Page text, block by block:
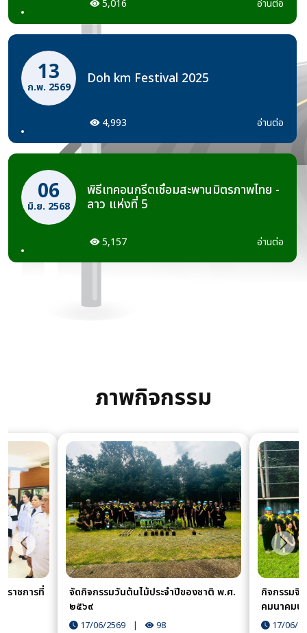
5,016 อ่านต่อ
13
ก.พ. 2569 Doh km Festival 2025
4,993 อ่านต่อ
06
มิ.ย. 2568
พิธีเทคอนกรีตเชื่อมสะพานมิตรภาพไทย -
ลาว แห่งที่ 5
5,157 อ่านต่อ
ภาพกิจกรรม
ก่อนหน้า ถัดไป
ราชการที่
จัดกิจกรรมวันต้นไม้ประจำปีของชาติ พ.ศ.
๒๕๖๙
17/06/2569 | 98
กิจกรรมจิ
คมนาคมป
ในพระพุท
17/06/